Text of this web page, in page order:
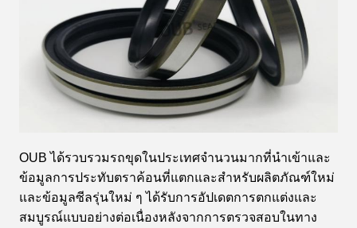
OUB ได้รวบรวมรถขุดในประเทศจำนวนมากที่นำเข้าและ
ข้อมูลการประทับตราค้อนที่แตกและสำหรับผลิตภัณฑ์ใหม่
และข้อมูลซีลรุ่นใหม่ ๆ ได้รับการอัปเดตการตกแต่งและ
สมบูรณ์แบบอย่างต่อเนื่องหลังจากการตรวจสอบในทาง